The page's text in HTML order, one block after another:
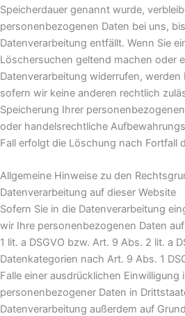
Speicherdauer genannt wurde,
personenbezogenen Daten bei uns,
Datenverarbeitung entfällt. Wenn Sie
Löschersuchen geltend machen oder
Datenverarbeitung widerrufen, werden
sofern wir keine anderen rechtlich
Speicherung Ihrer
oder handelsrechtliche
Fall erfolgt die Löschung nach Fortfall
Allgemeine Hinweise zu den
Datenverarbeitung auf dieser Website
Sofern Sie in die Datenverarbeitung
wir Ihre personenbezogenen Daten
1 lit. a DSGVO bzw. Art. 9 Abs. 2 lit. a
Datenkategorien nach Art. 9 Abs. 1
Falle einer ausdrücklichen Einwilligung
personenbezogener Daten in
Datenverarbeitung außerdem auf